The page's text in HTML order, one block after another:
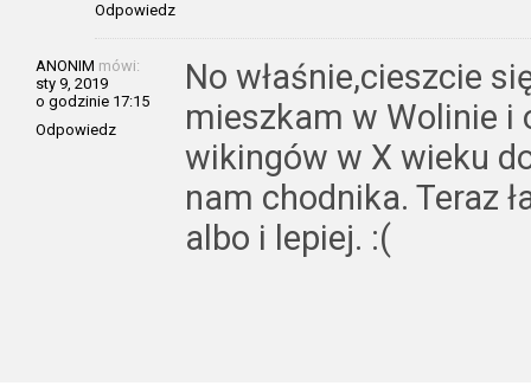
Odpowiedz
ANONIM mówi:
sty 9, 2019
o godzinie 17:15
Odpowiedz
No właśnie,cieszcie
mieszkam w Wolinie i
wikingów w X wieku
nam chodnika. Teraz
albo i lepiej. :(